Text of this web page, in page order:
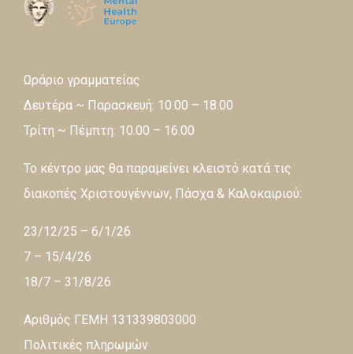
Ωράριο γραμματείας
Δευτέρα ~ Παρασκευή: 10.00 – 18.00
Τρίτη ~ Πέμπτη: 10.00 – 16.00
Το κέντρο μας θα παραμείνει κλειστό κατά τις
διακοπές Χριστουγέννων, Πάσχα & Καλοκαιριού:
23/12/25 – 6/1/26
7 – 15/4/26
18/7 – 31/8/26
Αριθμός ΓΕΜΗ 131339803000
Πολιτικές πληρωμών